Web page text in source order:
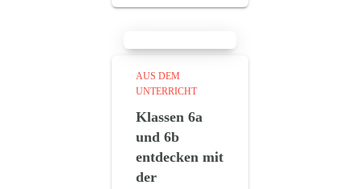
AUS DEM
UNTERRICHT
Klassen 6a
und 6b
entdecken mit
der